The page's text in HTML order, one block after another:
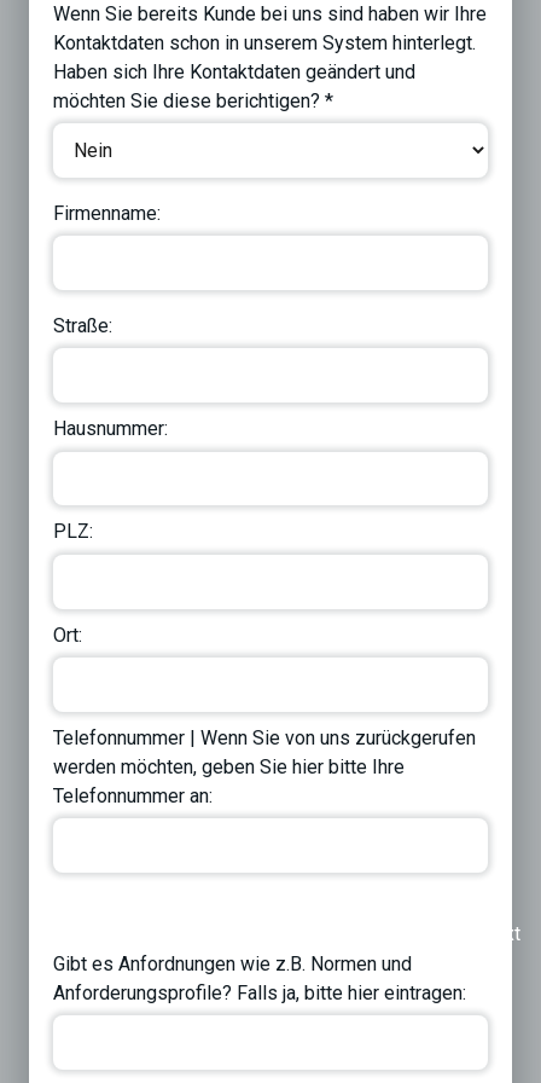
Wenn Sie bereits Kunde bei uns sind haben wir Ihre
Kontaktdaten schon in unserem System hinterlegt.
Haben sich Ihre Kontaktdaten geändert und
möchten Sie diese berichtigen? *
Firmenname:
Straße:
Hausnummer:
PLZ:
Ort:
Telefonnummer | Wenn Sie von uns zurückgerufen
werden möchten, geben Sie hier bitte Ihre
Telefonnummer an:
Next
Gibt es Anfordnungen wie z.B. Normen und
Anforderungsprofile? Falls ja, bitte hier eintragen: